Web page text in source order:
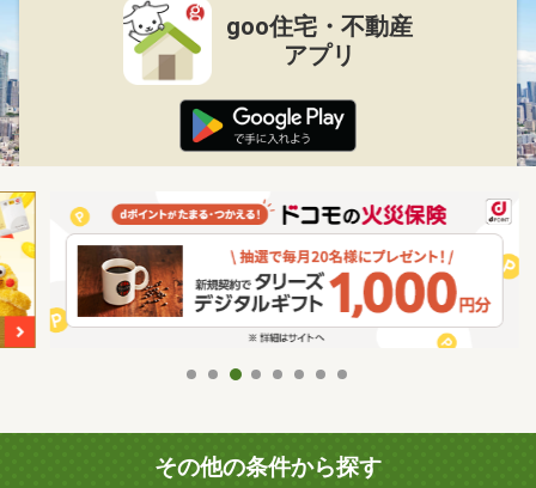
goo住宅・不動産
アプリ
その他の条件から探す